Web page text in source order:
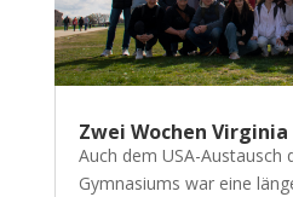
Zwei Wochen Virginia
Auch dem USA-Austausch
Gymnasiums war eine